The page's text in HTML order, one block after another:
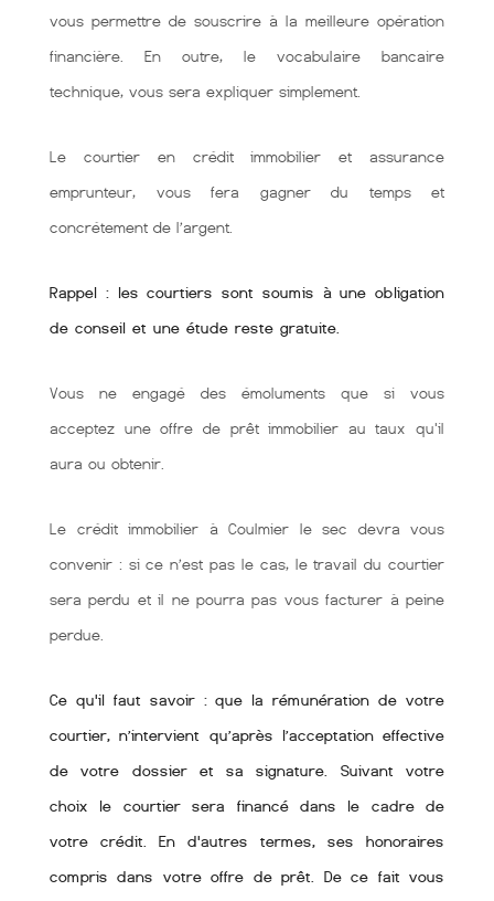
vous permettre de souscrire à la meilleure opération
financière. En outre, le vocabulaire bancaire
technique, vous sera expliquer simplement.
Le courtier en crédit immobilier et assurance
emprunteur, vous fera gagner du temps et
concrétement de l’argent.
Rappel : les courtiers sont soumis à une obligation
de conseil et une étude reste gratuite.
Vous ne engagé des émoluments que si vous
acceptez une offre de prêt immobilier au taux qu'il
aura ou obtenir.
Le crédit immobilier à Coulmier le sec devra vous
convenir : si ce n’est pas le cas, le travail du courtier
sera perdu et il ne pourra pas vous facturer à peine
perdue.
Ce qu'il faut savoir : que la rémunération de votre
courtier, n’intervient qu’après l’acceptation effective
de votre dossier et sa signature. Suivant votre
choix le courtier sera financé dans le cadre de
votre crédit. En d'autres termes, ses honoraires
compris dans votre offre de prêt. De ce fait vous